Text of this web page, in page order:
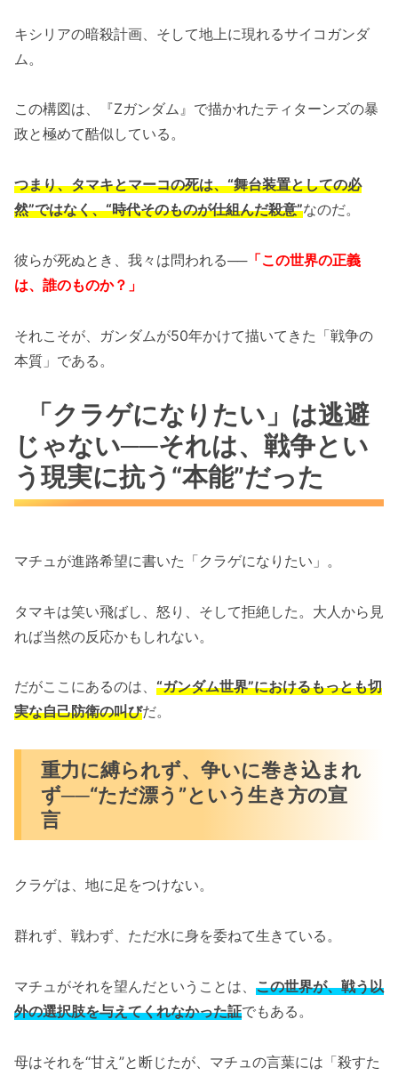
キシリアの暗殺計画、そして地上に現れるサイコガンダ
ム。
この構図は、『Zガンダム』で描かれたティターンズの暴
政と極めて酷似している。
つまり、タマキとマーコの死は、“舞台装置としての必
然”ではなく、“時代そのものが仕組んだ殺意”なのだ。
彼らが死ぬとき、我々は問われる──「この世界の正義
は、誰のものか？」
それこそが、ガンダムが50年かけて描いてきた「戦争の
本質」である。
「クラゲになりたい」は逃避
じゃない──それは、戦争とい
う現実に抗う“本能”だった
マチュが進路希望に書いた「クラゲになりたい」。
タマキは笑い飛ばし、怒り、そして拒絶した。大人から見
れば当然の反応かもしれない。
だがここにあるのは、 “ガンダム世界”におけるもっとも切
実な自己防衛の叫びだ。
重力に縛られず、争いに巻き込まれ
ず──“ただ漂う”という生き方の宣
言
クラゲは、地に足をつけない。
群れず、戦わず、ただ水に身を委ねて生きている。
マチュがそれを望んだということは、 この世界が、戦う以
外の選択肢を与えてくれなかった証でもある。
母はそれを“甘え”と断じたが、マチュの言葉には「殺すた